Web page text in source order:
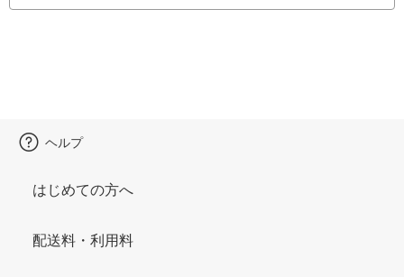
ヘルプ
はじめての方へ
配送料・利用料